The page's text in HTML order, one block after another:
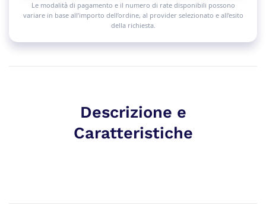
Le modalità di pagamento e il numero di rate disponibili possono
variare in base all’importo dell’ordine, al provider selezionato e all’esito
della richiesta.
Descrizione e
Caratteristiche